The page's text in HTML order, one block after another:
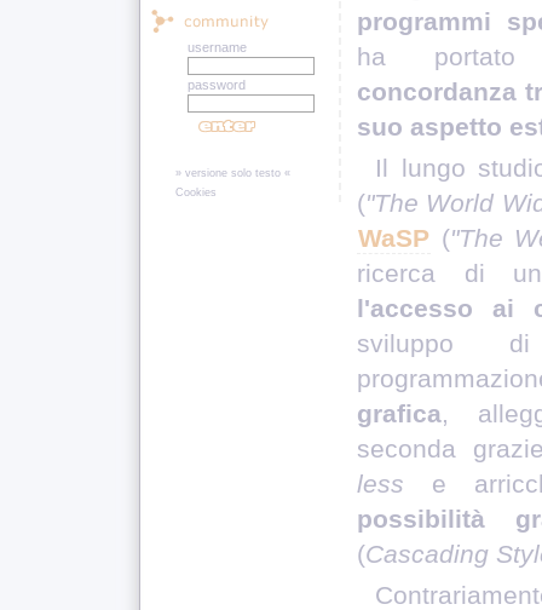
username
password
» versione solo testo «
Cookies
programmi
ha portato
concordanza
suo aspetto
Il lungo
("The World
WaSP ("The
ricerca di
l'accesso ai
sviluppo
grafica,
seconda
less e
possibilità
(Cascading